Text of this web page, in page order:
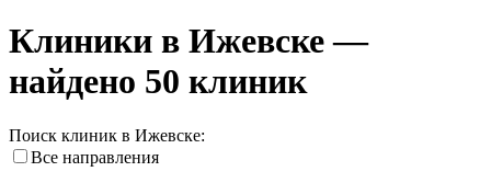
Клиники в Ижевске —
найдено 50 клиник
Поиск клиник в Ижевске:
Все направления